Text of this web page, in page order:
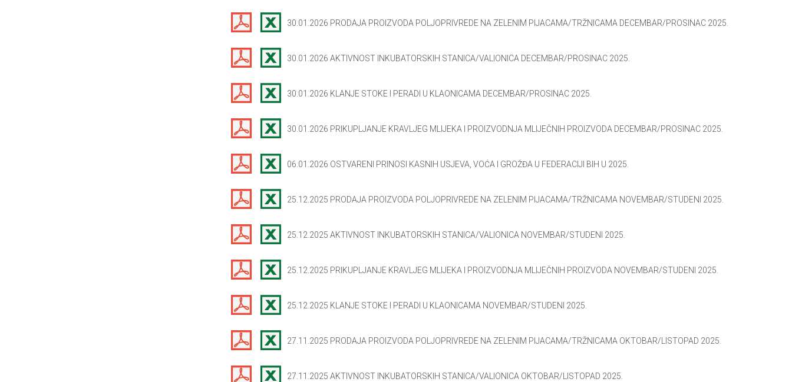
30.01.2026 PRODAJA PROIZVODA POLJOPRIVREDE NA ZELENIM PIJACAMA/TRŽNICAMA DECEMBAR/PROSINAC 2025.
30.01.2026 AKTIVNOST INKUBATORSKIH STANICA/VALIONICA DECEMBAR/PROSINAC 2025.
30.01.2026 KLANJE STOKE I PERADI U KLAONICAMA DECEMBAR/PROSINAC 2025.
30.01.2026 PRIKUPLJANJE KRAVLJEG MLIJEKA I PROIZVODNJA MLIJEČNIH PROIZVODA DECEMBAR/PROSINAC 2025.
06.01.2026 OSTVARENI PRINOSI KASNIH USJEVA, VOĆA I GROŽĐA U FEDERACIJI BIH U 2025.
25.12.2025 PRODAJA PROIZVODA POLJOPRIVREDE NA ZELENIM PIJACAMA/TRŽNICAMA NOVEMBAR/STUDENI 2025.
25.12.2025 AKTIVNOST INKUBATORSKIH STANICA/VALIONICA NOVEMBAR/STUDENI 2025.
25.12.2025 PRIKUPLJANJE KRAVLJEG MLIJEKA I PROIZVODNJA MLIJEČNIH PROIZVODA NOVEMBAR/STUDENI 2025.
25.12.2025 KLANJE STOKE I PERADI U KLAONICAMA NOVEMBAR/STUDENI 2025.
27.11.2025 PRODAJA PROIZVODA POLJOPRIVREDE NA ZELENIM PIJACAMA/TRŽNICAMA OKTOBAR/LISTOPAD 2025.
27.11.2025 AKTIVNOST INKUBATORSKIH STANICA/VALIONICA OKTOBAR/LISTOPAD 2025.